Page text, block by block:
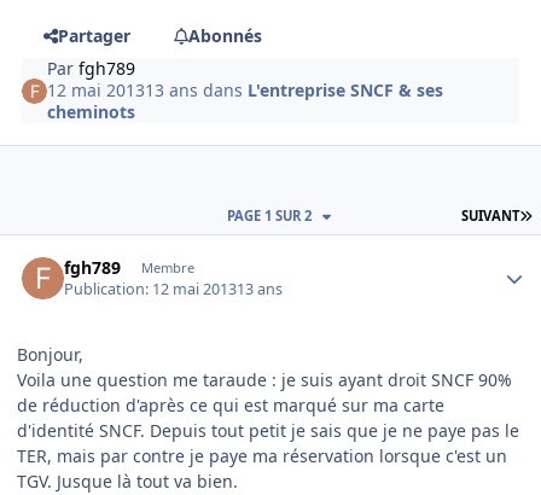
Partager
Abonnés
Parfgh789
12 mai 201313 ans dans L'entreprise SNCF & ses
cheminots
SUIVANT
PAGE 1 SUR 2
fgh789 Membre
Publication: 12 mai 201313 ans
Bonjour,
Voila une question me taraude : je suis ayant droit SNCF 90%
de réduction d'après ce qui est marqué sur ma carte
d'identité SNCF. Depuis tout petit je sais que je ne paye pas le
TER, mais par contre je paye ma réservation lorsque c'est un
TGV. Jusque là tout va bien.